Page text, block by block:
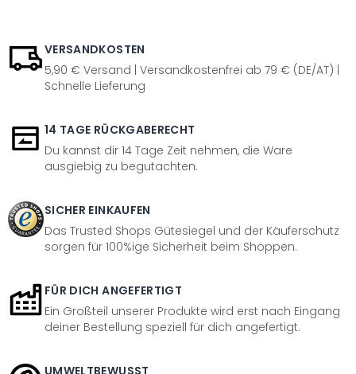
VERSANDKOSTEN
5,90 € Versand | Versandkostenfrei ab 79 € (DE/AT) |
Schnelle Lieferung
14 TAGE RÜCKGABERECHT
Du kannst dir 14 Tage Zeit nehmen, die Ware
ausgiebig zu begutachten.
SICHER EINKAUFEN
Das Trusted Shops Gütesiegel und der Käuferschutz
sorgen für 100%ige Sicherheit beim Shoppen.
FÜR DICH ANGEFERTIGT
Ein Großteil unserer Produkte wird erst nach Eingang
deiner Bestellung speziell für dich angefertigt.
UMWELTBEWUSST